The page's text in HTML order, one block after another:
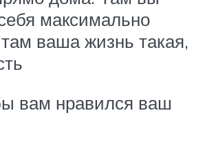
максимально
ваша жизнь такая,
вам нравился ваш